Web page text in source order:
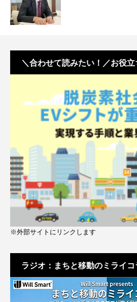
＼合わせて読みたい！／お役
※外部サイトにリンクします
ラジオ：まちと移動のミライコ